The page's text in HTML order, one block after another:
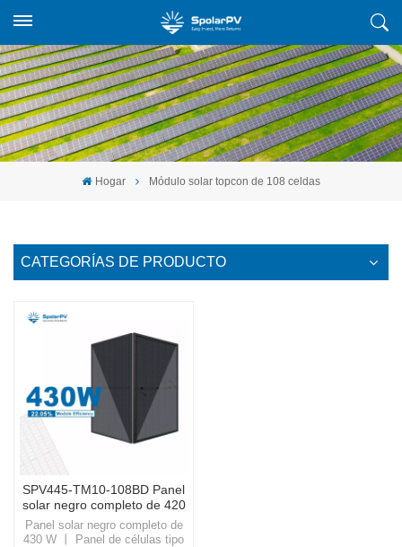
Hogar Módulo solar topcon de 108 celdas
CATEGORÍAS DE PRODUCTO
SPV445-TM10-108BD Panel
solar negro completo de 420
~ 445 w
Panel solar negro completo de
430 W 丨 Panel de células tipo